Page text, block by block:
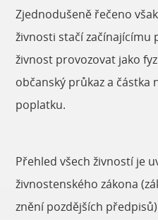
Zjednodušeně řečeno
živnosti stačí začínajícímu
živnost provozovat jako
občanský průkaz a částka
poplatku.
Přehled všech živností je
živnostenského zákona
znění pozdějších